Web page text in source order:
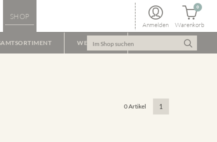
SHOP
Anmelden Warenkorb
0
WEINPAKET
0 Artikel 1